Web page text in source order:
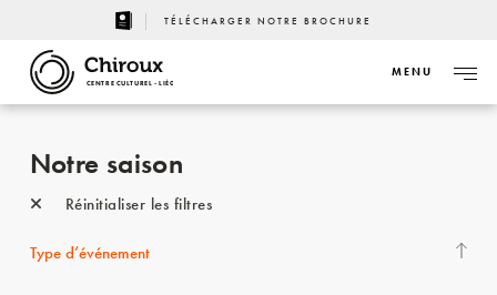
TÉLÉCHARGER NOTRE BROCHURE
CENTRE CULTUREL - LIÈGE
MENU
Notre saison
Réinitialiser les filtres
Type d’événement